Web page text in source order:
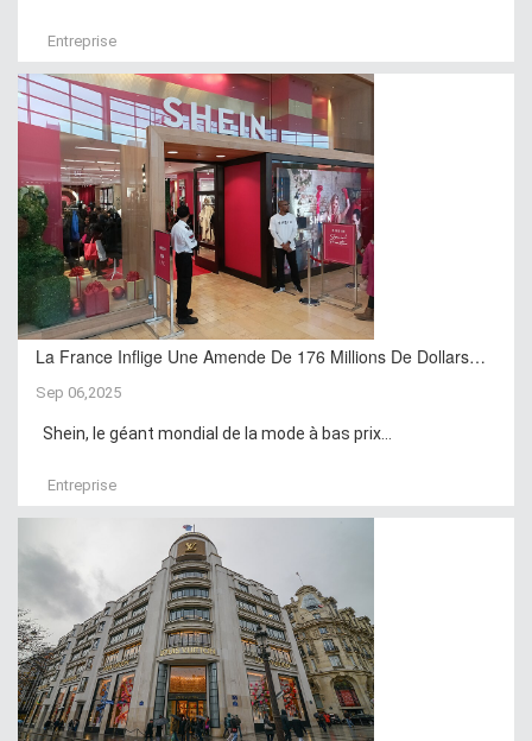
Entreprise
La France Inflige Une Amende De 176 Millions De Dollars…
Sep 06,2025
Shein, le géant mondial de la mode à bas prix...
Entreprise